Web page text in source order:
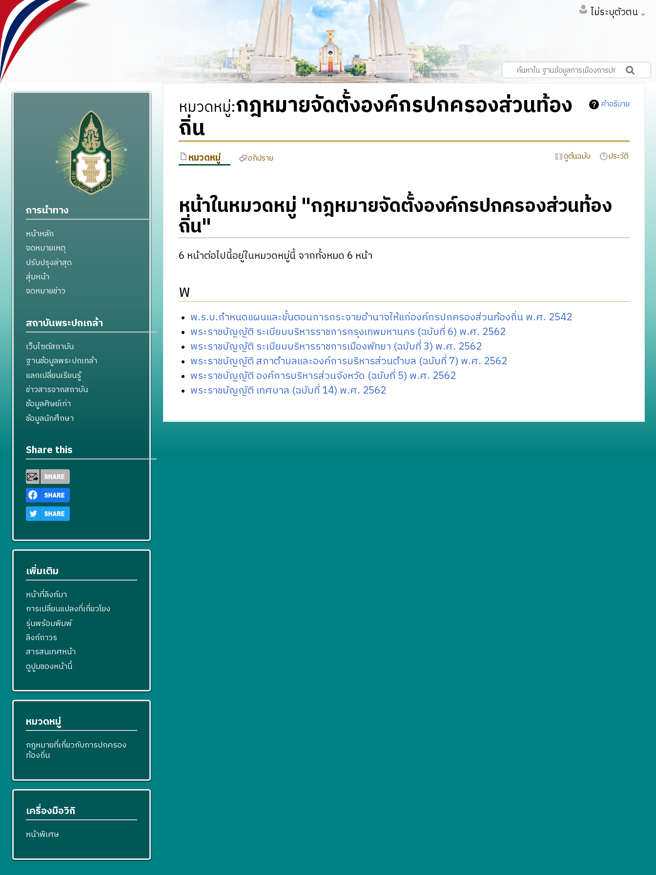
ไม่ระบุตัวตน
คำอธิบาย
หมวดหมู่:กฎหมายจัดตั้งองค์กรปกครองส่วนท้อง
ถิ่น
หมวดหมู่ อภิปราย ดูต้นฉบับ ประวัติ
หน้าในหมวดหมู่ "กฎหมายจัดตั้งองค์กรปกครองส่วนท้อง
ถิ่น"
6 หน้าต่อไปนี้อยู่ในหมวดหมู่นี้ จากทั้งหมด 6 หน้า
พ
พ.ร.บ.กำหนดแผนและขั้นตอนการกระจายอำนาจให้แก่องค์กรปกครองส่วนท้องถิ่น พ.ศ. 2542
พระราชบัญญัติ ระเบียบบริหารราชการกรุงเทพมหานคร (ฉบับที่ 6) พ.ศ. 2562
พระราชบัญญัติ ระเบียบบริหารราชการเมืองพัทยา (ฉบับที่ 3) พ.ศ. 2562
พระราชบัญญัติ สภาตำบลและองค์การบริหารส่วนตำบล (ฉบับที่ 7) พ.ศ. 2562
พระราชบัญญัติ องค์การบริหารส่วนจังหวัด (ฉบับที่ 5) พ.ศ. 2562
พระราชบัญญัติ เทศบาล (ฉบับที่ 14) พ.ศ. 2562
การนำทาง
หน้าหลัก
จดหมายเหตุ
ปรับปรุงล่าสุด
สุ่มหน้า
จดหมายข่าว
สถาบันพระปกเกล้า
เว็บไซต์สถาบัน
ฐานข้อมูลพระปกเกล้า
แลกเปลี่ยนเรียนรู้
ข่าวสารจากสถาบัน
ข้อมูลศิษย์เก่า
ข้อมูลนักศึกษา
Share this
เพิ่มเติม
หน้าที่ลิงก์มา
การเปลี่ยนแปลงที่เกี่ยวโยง
รุ่นพร้อมพิมพ์
ลิงก์ถาวร
สารสนเทศหน้า
ดูปูมของหน้านี้
หมวดหมู่
กฎหมายที่เกี่ยวกับการปกครอง
ท้องถิ่น
เครื่องมือวิกิ
หน้าพิเศษ